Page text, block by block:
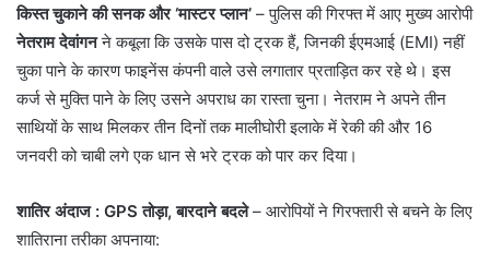
किस्त चुकाने की सनक और ‘मास्टर प्लान’ – ​पुलिस की गिरफ्त में आए मुख्य आरोपी
नेतराम देवांगनने कबूला कि उसके पास दो ट्रक हैं, जिनकी ईएमआई (EMI) नहीं
चुका पाने के कारण फाइनेंस कंपनी वाले उसे लगातार प्रताड़ित कर रहे थे। इस
कर्ज से मुक्ति पाने के लिए उसने अपराध का रास्ता चुना। नेतराम ने अपने तीन
साथियों के साथ मिलकर तीन दिनों तक मालीघोरी इलाके में रेकी की और 16
जनवरी को चाबी लगे एक धान से भरे ट्रक को पार कर दिया।
शातिर अंदाज : GPS तोड़ा, बारदाने बदले– ​आरोपियों ने गिरफ्तारी से बचने के लिए
शातिराना तरीका अपनाया: